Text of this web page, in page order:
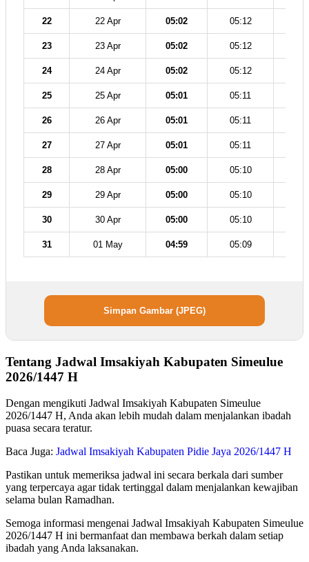
22 22 Apr 05:02 05:12
23 23 Apr 05:02 05:12
24 24 Apr 05:02 05:12
25 25 Apr 05:01 05:11
26 26 Apr 05:01 05:11
27 27 Apr 05:01 05:11
28 28 Apr 05:00 05:10
29 29 Apr 05:00 05:10
30 30 Apr 05:00 05:10
31 01 May 04:59 05:09
Simpan Gambar (JPEG)
Tentang Jadwal Imsakiyah Kabupaten Simeulue
2026/1447 H
Dengan mengikuti Jadwal Imsakiyah Kabupaten Simeulue
2026/1447 H, Anda akan lebih mudah dalam menjalankan ibadah
puasa secara teratur.
Baca Juga: Jadwal Imsakiyah Kabupaten Pidie Jaya 2026/1447 H
Pastikan untuk memeriksa jadwal ini secara berkala dari sumber
yang terpercaya agar tidak tertinggal dalam menjalankan kewajiban
selama bulan Ramadhan.
Semoga informasi mengenai Jadwal Imsakiyah Kabupaten Simeulue
2026/1447 H ini bermanfaat dan membawa berkah dalam setiap
ibadah yang Anda laksanakan.